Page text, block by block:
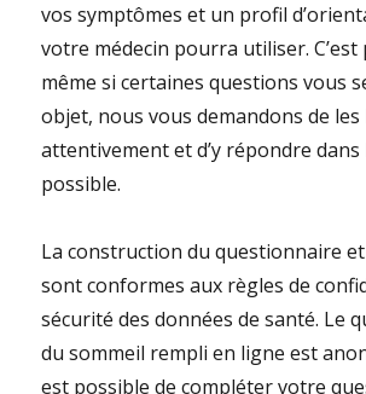
vos symptômes et un profil
votre médecin pourra utiliser.
même si certaines questions vous
objet, nous vous demandons de les
attentivement et d’y répondre dans
possible.
La construction du questionnaire
sont conformes aux règles de
sécurité des données de santé. Le
du sommeil rempli en ligne est
est possible de compléter votre